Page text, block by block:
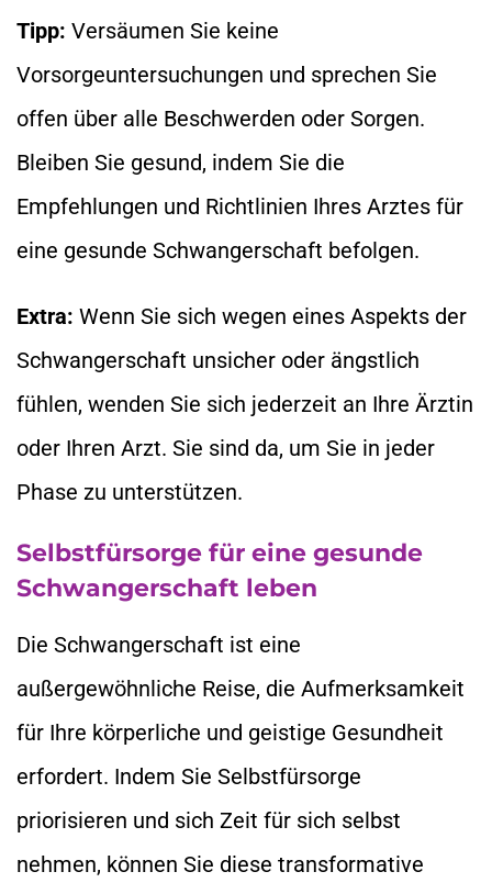
Tipp: Versäumen Sie keine
Vorsorgeuntersuchungen und sprechen Sie
offen über alle Beschwerden oder Sorgen.
Bleiben Sie gesund, indem Sie die
Empfehlungen und Richtlinien Ihres Arztes für
eine gesunde Schwangerschaft befolgen.
Extra: Wenn Sie sich wegen eines Aspekts der
Schwangerschaft unsicher oder ängstlich
fühlen, wenden Sie sich jederzeit an Ihre Ärztin
oder Ihren Arzt. Sie sind da, um Sie in jeder
Phase zu unterstützen.
Selbstfürsorge für eine gesunde
Schwangerschaft leben
Die Schwangerschaft ist eine
außergewöhnliche Reise, die Aufmerksamkeit
für Ihre körperliche und geistige Gesundheit
erfordert. Indem Sie Selbstfürsorge
priorisieren und sich Zeit für sich selbst
nehmen, können Sie diese transformative